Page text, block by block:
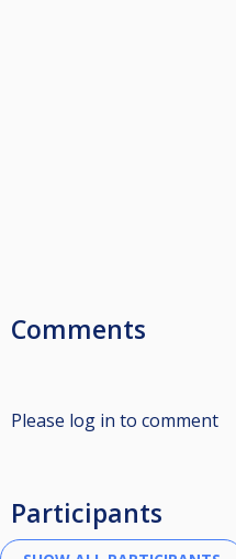
Comments
Please log in to comment
Participants